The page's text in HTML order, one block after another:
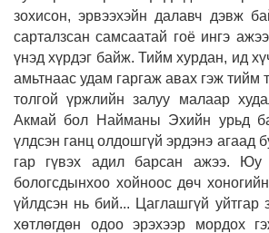
зохисон, эрвээхэйн далавч дэвж
сарталзсан самсаатай гоё ингэ
үнэд хүрдэг байж. Тийм хурдан, ид
амьтнаас удам гаргаж авах гэж тийм
толгой үржлийн залуу малаар
Акмай бол Найманы Эхийн урьд
үлдсэн ганц олдошгүй эрдэнэ агаад
гар гүвэх адил барсан ажээ. Юу
бологсдынхоо хойноос дөч
үйлдсэн нь бий... Цаглашгүй уйтгар
хөтлөгдөн одоо эрэхээр мордох